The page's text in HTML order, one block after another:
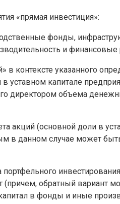
«прямая инвестиция»:
фонды,
и финансовые
в контексте указанного
уставном капитале
директором объема
акций (основной доли в
в данном случае может
портфельного
(причем, обратный вариант
в фонды и иные